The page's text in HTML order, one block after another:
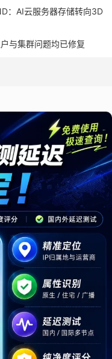
：AI云服务器存储转向3D
与集群问题均已修复